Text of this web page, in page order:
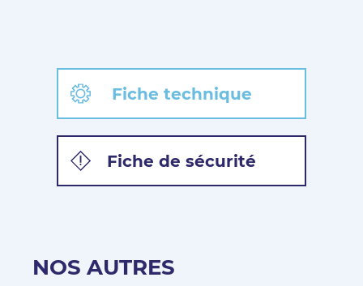
Fiche technique
Fiche de sécurité
NOS AUTRES